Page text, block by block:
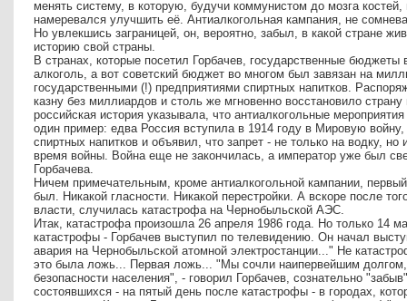
менять систему, в которую, будучи коммунистом до мозга
намеревался улучшить её. Антиалкогольная кампания, не
Но увлекшись заграницей, он, вероятно, забыл, в какой стране
историю свой страны.
В странах, которые посетил Горбачев, государственные бюджеты
алкоголь, а вот советский бюджет во многом был завязан на
государственными (!) предприятиями спиртных напитков.
казну без миллиардов и столь же мгновенно восстановило
российская история указывала, что антиалкогольные
один пример: едва Россия вступила в 1914 году в Мировую
спиртных напитков и объявил, что запрет - не только на водку,
время войны. Война еще не закончилась, а император уже был
Горбачева.
Ничем примечательным, кроме антиалкогольной кампании,
был. Никакой гласности. Никакой перестройки. А вскоре после
власти, случилась катастрофа на Чернобыльской АЭС.
Итак, катастрофа произошла 26 апреля 1986 года. Но только 14
катастрофы - Горбачев выступил по телевидению. Он начал
авария на Чернобыльской атомной электростанции..." Не
это была ложь... Первая ложь... "Мы сочли наипервейшим долгом,
безопасности населения", - говорил Горбачев, сознательно
состоявшихся - на пятый день после катастрофы - в городах,